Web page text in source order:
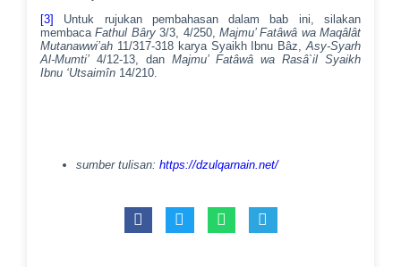
[3]
Untuk rujukan pembahasan dalam bab ini, silakan
membacaFathul Bâry3/3, 4/250, Majmu’ Fatâwâ wa Maqâlât
Mutanawwi’ah 11/317-318 karya Syaikh Ibnu Bâz,Asy-Syarh
Al-Mumti’ 4/12-13, danMajmu’ Fatâwâ wa Rasâ`il Syaikh
Ibnu ‘Utsaimîn 14/210.
sumber tulisan:https://dzulqarnain.net/